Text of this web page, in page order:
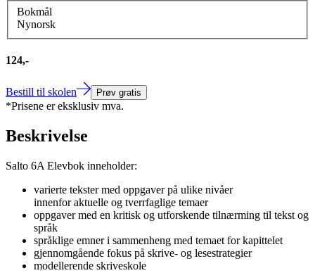
Bokmål
Nynorsk
124,-
Bestill til skolen Prøv gratis
*Prisene er eksklusiv mva.
Beskrivelse
Salto 6A Elevbok inneholder:
varierte tekster med oppgaver på ulike nivåer
innenfor aktuelle og tverrfaglige temaer
oppgaver med en kritisk og utforskende tilnærming til tekst og
språk
språklige emner i sammenheng med temaet for kapittelet
gjennomgående fokus på skrive- og lesestrategier
modellerende skriveskole